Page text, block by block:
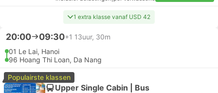
1 extra klasse vanaf USD 42
20:00 09:30+1 13uur, 30m
01 Le Lai, Hanoi
96 Hoang Thi Loan, Da Nang
Populairste klassen
Upper Single Cabin | Bus